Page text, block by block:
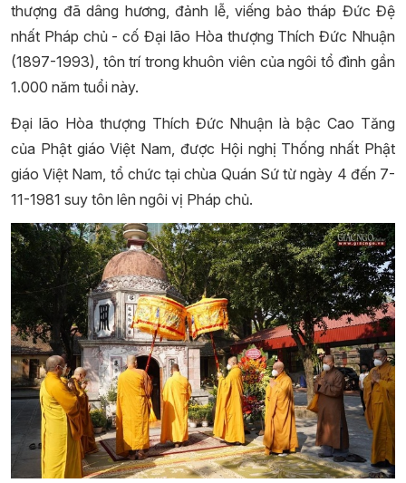
thượng đã dâng hương, đảnh lễ, viếng bảo tháp Đức Đệ
nhất Pháp chủ - cố Đại lão Hòa thượng Thích Đức Nhuận
(1897-1993), tôn trí trong khuôn viên của ngôi tổ đình gần
1.000 năm tuổi này.
Đại lão Hòa thượng Thích Đức Nhuận là bậc Cao Tăng
của Phật giáo Việt Nam, được Hội nghị Thống nhất Phật
giáo Việt Nam, tổ chức tại chùa Quán Sứ từ ngày 4 đến 7-
11-1981 suy tôn lên ngôi vị Pháp chủ.